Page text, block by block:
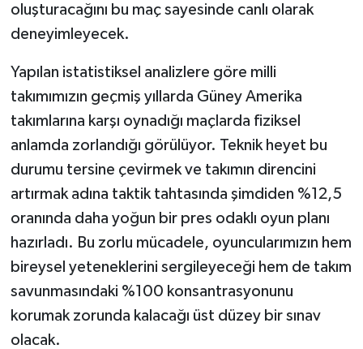
oluşturacağını bu maç sayesinde canlı olarak
deneyimleyecek.
Yapılan istatistiksel analizlere göre milli
takımımızın geçmiş yıllarda Güney Amerika
takımlarına karşı oynadığı maçlarda fiziksel
anlamda zorlandığı görülüyor. Teknik heyet bu
durumu tersine çevirmek ve takımın direncini
artırmak adına taktik tahtasında şimdiden %12,5
oranında daha yoğun bir pres odaklı oyun planı
hazırladı. Bu zorlu mücadele, oyuncularımızın hem
bireysel yeteneklerini sergileyeceği hem de takım
savunmasındaki %100 konsantrasyonunu
korumak zorunda kalacağı üst düzey bir sınav
olacak.